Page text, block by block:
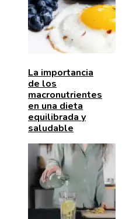
La importancia
de los
macronutrientes
en una dieta
equilibrada y
saludable